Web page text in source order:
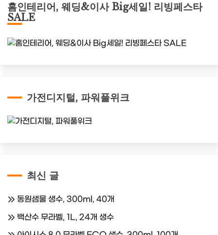
홈인테리어, 웨딩&이사 Big세일! 리빙페스타
SALE
가전디지털, 파워풀위크
최신 글
동원샘물 생수, 300ml, 40개
백산수 무라벨, 1L, 24개 생수